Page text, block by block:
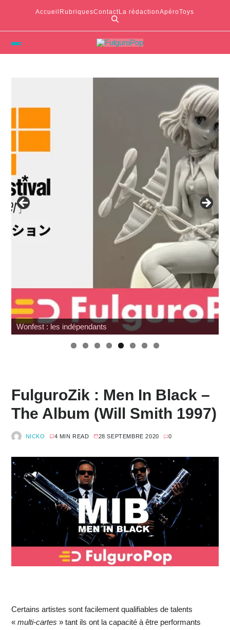
Accueil RubriquesContactLa rédactionApéroToys
Wonfest : les indépendants
FulguroZik : Men In Black –
The Album (Will Smith 1997)
NICKO 4 MIN READ 28 SEPTEMBRE 2020 0
Certains artistes sont facilement qualifiables de talents
« multi-cartes » tant ils ont la capacité à être performants